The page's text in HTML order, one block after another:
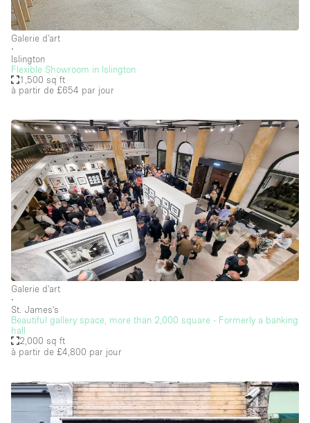
Galerie d'art
∙
Islington
Flexible Showroom in Islington
1,500 sq ft
à partir de £654 par jour
Galerie d'art
∙
St. James's
Beautiful gallery space, more than 2,000 square - Formerly a banking
hall
2,000 sq ft
à partir de £4,800 par jour